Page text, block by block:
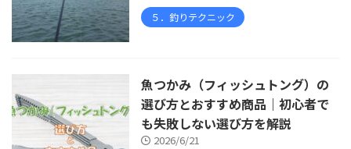
５．釣りテクニック
魚つかみ（フィッシュトング）の
選び方とおすすめ商品｜初心者で
も失敗しない選び方を解説
2026/6/21